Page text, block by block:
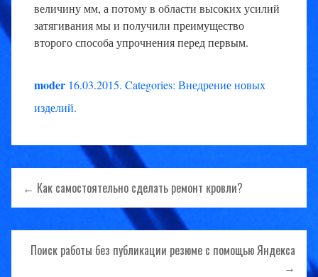
величину мм, а потому в области высоких усилий
затягивания мы и получили преимущество
второго способа упрочнения перед первым.
moder 16.03.2015. Categories: Внедрение новых
изделий.
Навигация
по
записям
← Как самостоятельно сделать ремонт кровли?
Поиск работы без публикации резюме с помощью Яндекса
→